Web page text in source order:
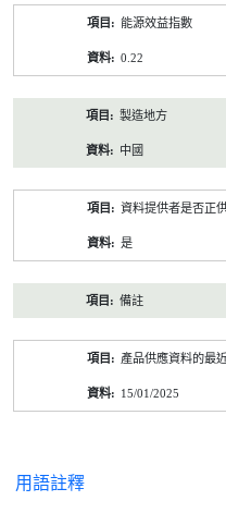
能源效益指數
0.22
製造地方
中國
資料提供者是否正
是
備註
產品供應資料的最
15/01/2025
用語註釋